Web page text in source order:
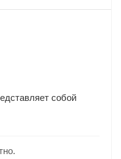
собой
компактный